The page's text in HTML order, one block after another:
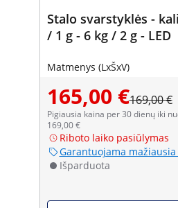
Stalo svarstyklės -
/ 1 g - 6 kg / 2 g - LED
Matmenys (LxŠxV)
165,00 €169,00 €
Pigiausia kaina per 30 dienų iki
169,00 €
Riboto laiko pasiūlymas
Garantuojama mažiausia
Išparduota